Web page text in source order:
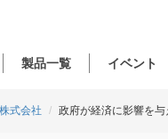
製品一覧 イベント
式会社 政府が経済に影響を